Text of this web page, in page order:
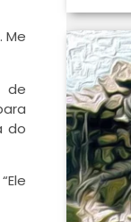
Me
de
do